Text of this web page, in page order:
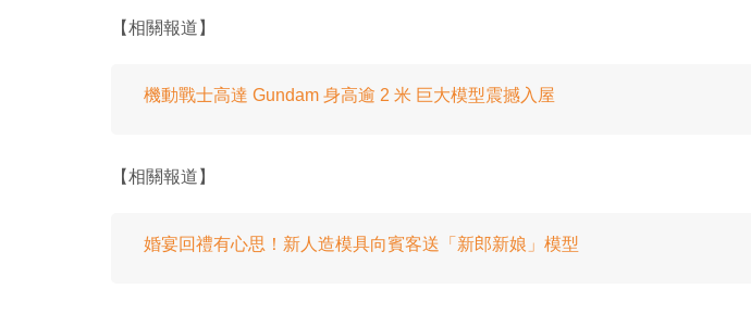
【相關報道】
機動戰士高達 Gundam 身高逾 2 米 巨大模型震撼入屋
【相關報道】
婚宴回禮有心思！新人造模具向賓客送「新郎新娘」模型